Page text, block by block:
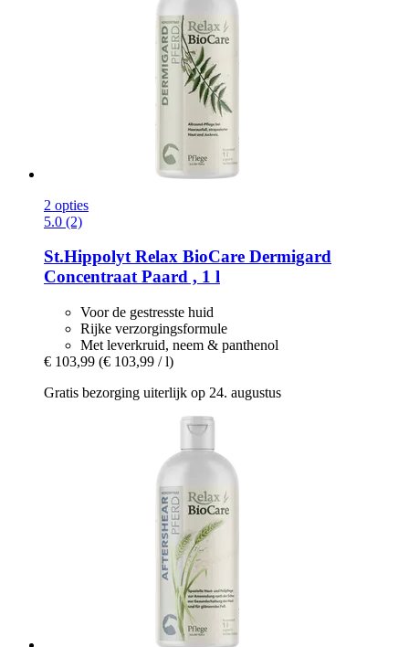
2 opties
5.0 (2)
St.HippolytRelax BioCare Dermigard
Concentraat Paard , 1 l
Voor de gestresste huid
Rijke verzorgingsformule
Met leverkruid, neem & panthenol
€ 103,99 (€ 103,99 / l)
Gratis bezorging uiterlijk op 24. augustus